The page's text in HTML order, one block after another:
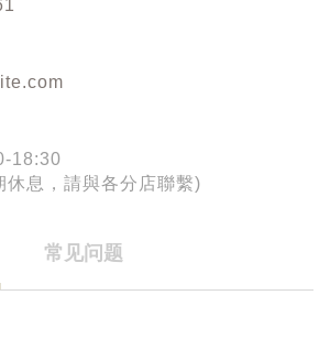
18:30
休息，請與各分店聯繫)
常见问题